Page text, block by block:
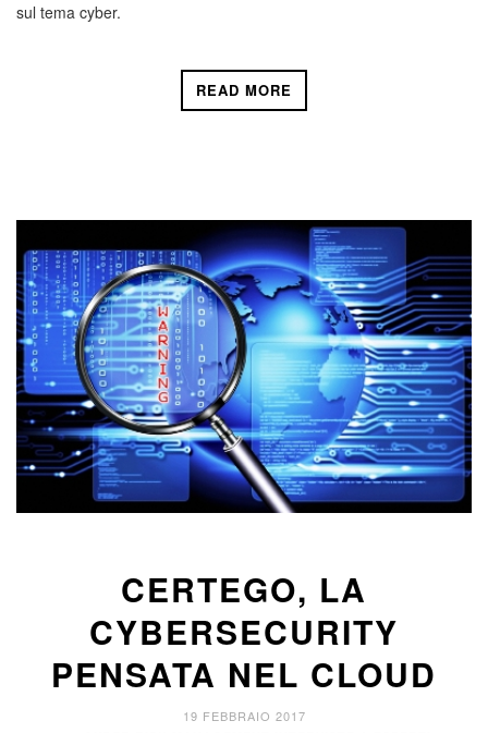
sul tema cyber.
READ MORE
CERTEGO, LA
CYBERSECURITY
PENSATA NEL CLOUD
19 FEBBRAIO 2017